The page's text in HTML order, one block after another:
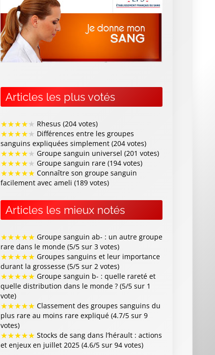
Articles les plus votés
★★★★★ Rhesus (204 votes)
★★★★★ Différences entre les groupes
sanguins expliquées simplement (204 votes)
★★★★★ Groupe sanguin universel (201 votes)
★★★★★ Groupe sanguin rare (194 votes)
★★★★★ Connaître son groupe sanguin
facilement avec ameli (189 votes)
Articles les mieux notés
★★★★★ Groupe sanguin ab- : un autre groupe
rare dans le monde (5/5 sur 3 votes)
★★★★★ Groupes sanguins et leur importance
durant la grossesse (5/5 sur 2 votes)
★★★★★ Groupe sanguin b- : quelle rareté et
quelle distribution dans le monde ? (5/5 sur 1
vote)
★★★★★ Classement des groupes sanguins du
plus rare au moins rare expliqué (4.7/5 sur 9
votes)
★★★★★ Stocks de sang dans l’hérault : actions
et enjeux en juillet 2025 (4.6/5 sur 94 votes)